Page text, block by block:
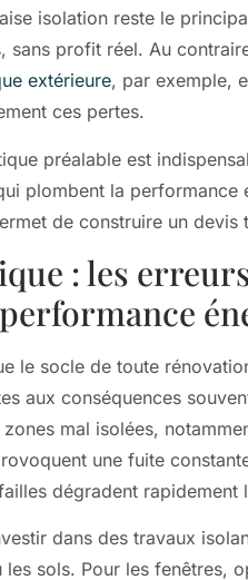
isolation reste le
sans profit réel. Au
extérieure, par exemple,
ces pertes.
préalable est
plombent la
de construire un
: les
le socle de toute
aux conséquences
mal isolées,
une fuite
dégradent rapidement
dans des travaux
sols. Pour les fenêtres,